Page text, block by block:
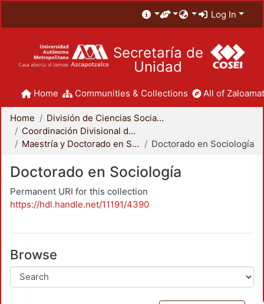
Log In
Secretaría de
Unidad
Home Communities & Collections All of
Home
División de Ciencias Sociales y Humanidades
Coordinación Divisional de Posgrado
Maestría y Doctorado en Sociología
Doctorado en Sociología
Doctorado en Sociología
Permanent URI for this collection
https://hdl.handle.net/11191/4390
Browse